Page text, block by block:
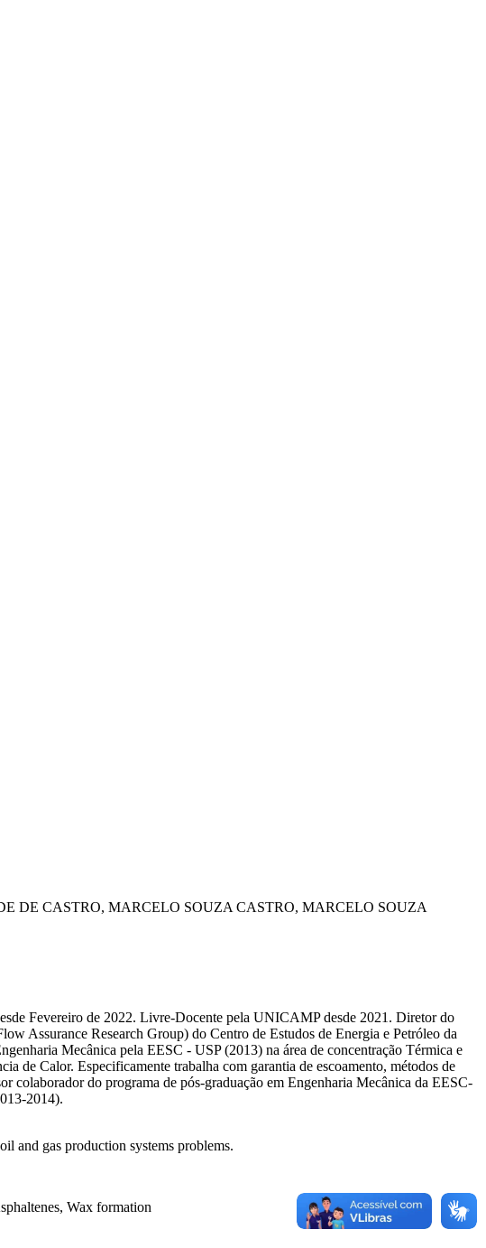
DE CASTRO, MARCELO SOUZA CASTRO, MARCELO SOUZA
Fevereiro de 2022. Livre-Docente pela UNICAMP desde 2021. Diretor do
Assurance Research Group) do Centro de Estudos de Energia e Petróleo da
Mecânica pela EESC - USP (2013) na área de concentração Térmica e
de Calor. Especificamente trabalha com garantia de escoamento, métodos de
colaborador do programa de pós-graduação em Engenharia Mecânica da EESC-
2014).
and gas production systems problems.
Wax formation